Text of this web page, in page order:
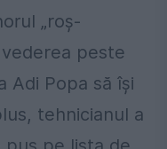
„roș-
peste
Adi Popa să își
tehnicianul a